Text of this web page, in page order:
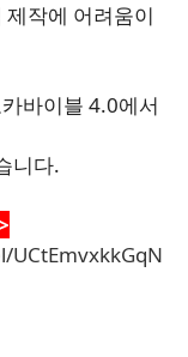
작에 어려움이
바이블 4.0에서
니다.